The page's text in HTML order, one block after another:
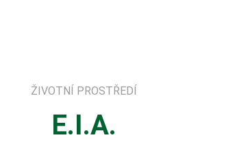
ŽIVOTNÍ PROSTŘEDÍ
E.I.A.